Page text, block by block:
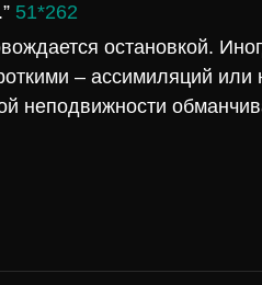
51*262
остановкой.
– ассимиляций или
неподвижности